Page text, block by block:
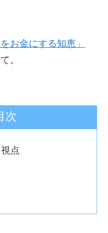
お金にする知恵」
。
次
点